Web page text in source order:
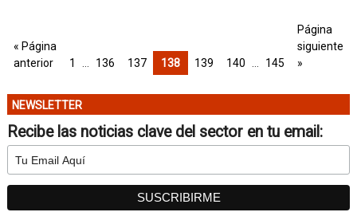
« Página
anterior
1 136 137 138 139 140 145
Página
siguiente
»
NEWSLETTER
Recibe las noticias clave del sector en tu email: